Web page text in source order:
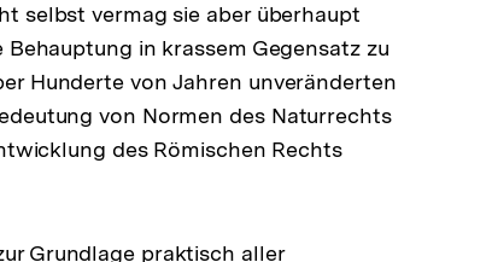
Auflösung
der
Fußnote
selbst vermag sie aber überhaupt
in krassem Gegensatz zu
Hunderte von Jahren unveränderten
von Normen des Naturrechts
des Römischen Rechts
Grundlage praktisch aller